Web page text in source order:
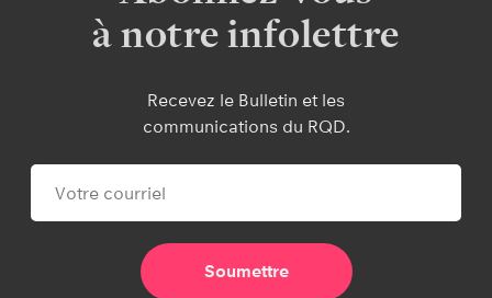
à notre infolettre
Recevez le Bulletin et les
communications du RQD.